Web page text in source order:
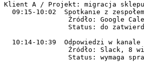
Klient A / Projekt: migracja sklepu
09:15-10:02  Spotkanie z
Źródło: Google
Status: do
10:14-10:39  Odpowiedzi w kanale
Źródło: Slack, 8
Status: wymaga